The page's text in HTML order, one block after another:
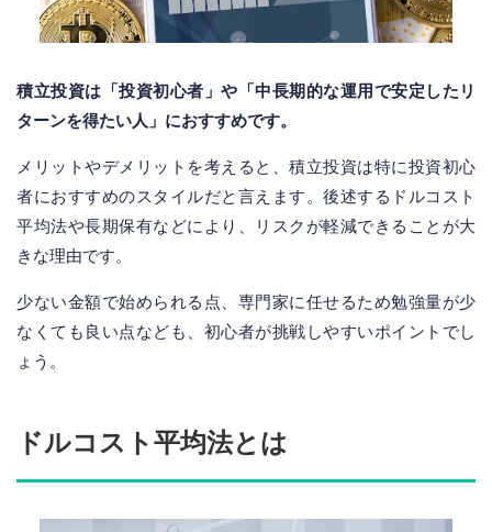
積立投資は「投資初心者」や「中長期的な運用で安定したリ
ターンを得たい人」におすすめです。
メリットやデメリットを考えると、積立投資は特に投資初心
者におすすめのスタイルだと言えます。後述するドルコスト
平均法や長期保有などにより、リスクが軽減できることが大
きな理由です。
少ない金額で始められる点、専門家に任せるため勉強量が少
なくても良い点なども、初心者が挑戦しやすいポイントでし
ょう。
ドルコスト平均法とは